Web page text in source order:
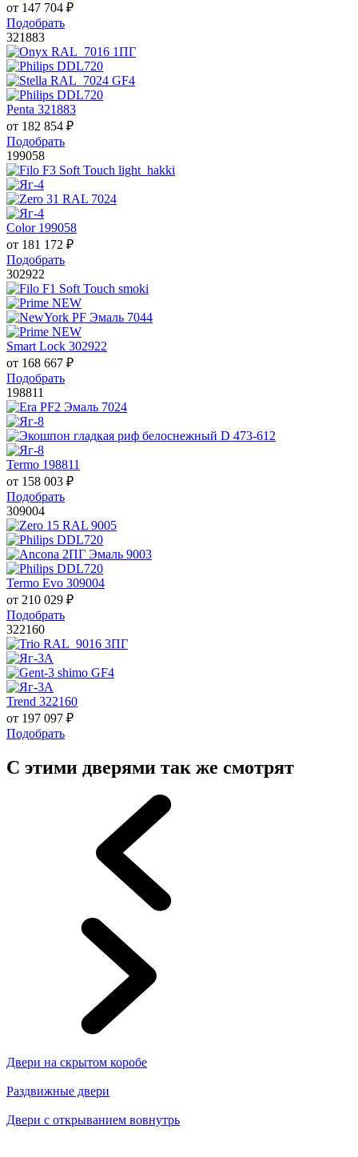
от 147 704 ₽
Подобрать
321883
Penta 321883
от 182 854 ₽
Подобрать
199058
Color 199058
от 181 172 ₽
Подобрать
302922
Smart Lock 302922
от 168 667 ₽
Подобрать
198811
Termo 198811
от 158 003 ₽
Подобрать
309004
Termo Evo 309004
от 210 029 ₽
Подобрать
322160
Trend 322160
от 197 097 ₽
Подобрать
С этими дверями так же смотрят
Двери на скрытом коробе
Раздвижные двери
Двери с открыванием вовнутрь